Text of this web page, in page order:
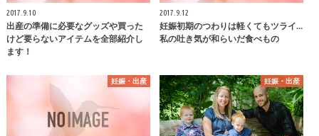
2017.9.10
出産の準備に必要なグッズや買った
けど要らないアイテムを全部紹介し
ます！
2017.9.12
妊娠初期のつわりは軽くてもツライ…
私の吐き気が和らいだ食べもの
妊娠・出産 妊娠・出産